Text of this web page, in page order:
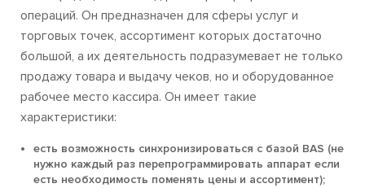
операций. Он предназначен для сферы услуг и
торговых точек, ассортимент которых достаточно
большой, а их деятельность подразумевает не только
продажу товара и выдачу чеков, но и оборудованное
рабочее место кассира. Он имеет такие
характеристики:
есть возможность синхронизироваться с базой BAS (не
нужно каждый раз перепрограммировать аппарат если
есть необходимость поменять цены и ассортимент);